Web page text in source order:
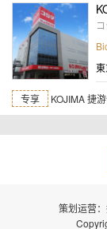
专享 KOJIMA 捷
策划运营